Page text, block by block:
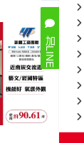
加LINE